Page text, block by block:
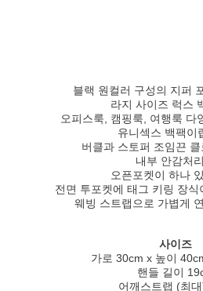
블랙 원컬러 구성의 지퍼
라지 사이즈 럭스
오피스룩, 캠핑룩, 여행룩 다
유니섹스 백팩이
버클과 스토퍼 조임끈
내부 안감처
오픈포켓이 하나
전면 투포켓에 태그 키링 장식
웨빙 스트랩으로 가볍게
사이즈
가로 30cm x 높이
핸들 길이
어깨스트랩 (최